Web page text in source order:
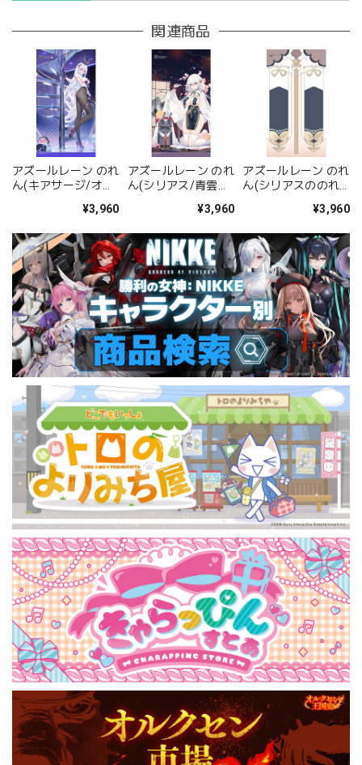
関連商品
アズールレーン のれ
ん(キアサージ/オー
¥3,960
アズールレーン のれ
ん(シリアス/青雲映
¥3,960
アズールレーン のれ
ん(シリアスののれ
¥3,960